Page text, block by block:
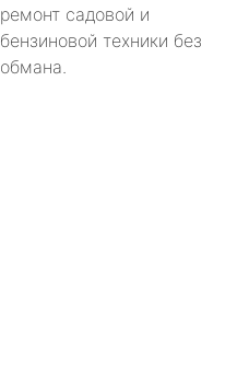
ремонт садовой и
бензиновой техники без
обмана.